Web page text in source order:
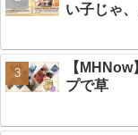
い子じゃ、
【
プで草